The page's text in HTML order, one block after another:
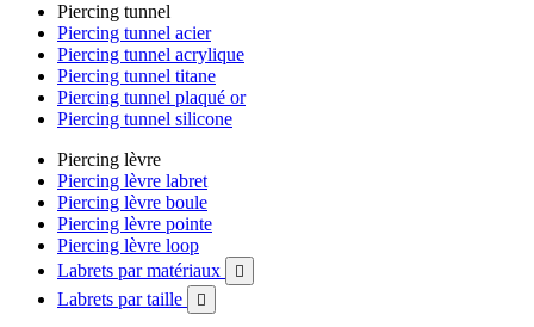
Piercing tunnel
Piercing tunnel acier
Piercing tunnel acrylique
Piercing tunnel titane
Piercing tunnel plaqué or
Piercing tunnel silicone
Piercing lèvre
Piercing lèvre labret
Piercing lèvre boule
Piercing lèvre pointe
Piercing lèvre loop
Labrets par matériaux

Labrets par taille 